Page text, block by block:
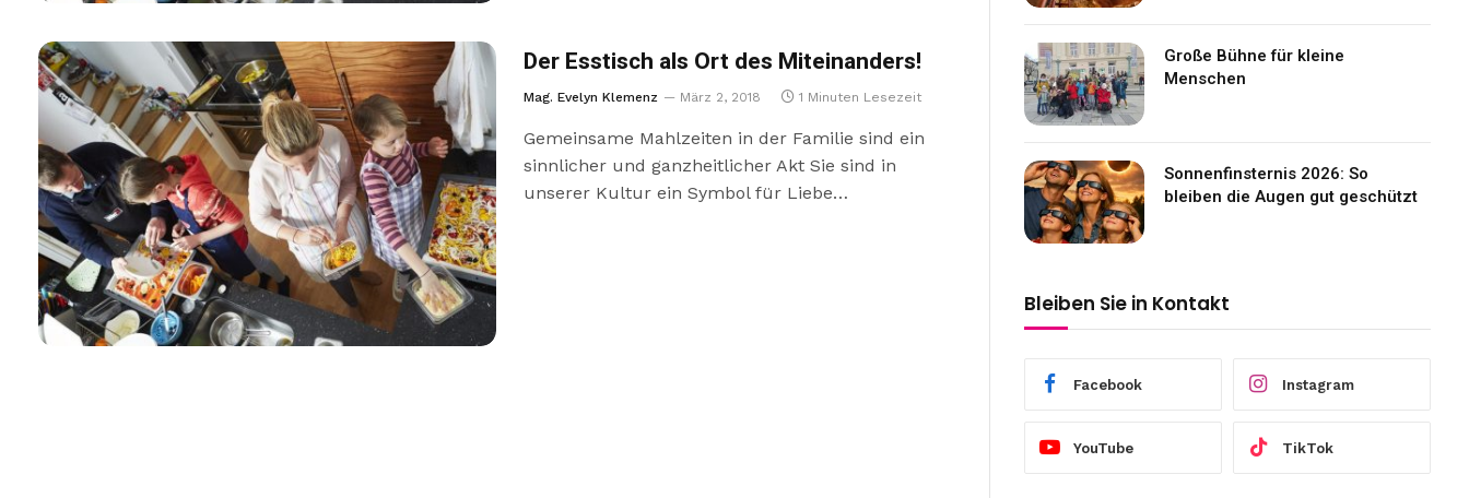
Der Esstisch als Ort des Miteinanders!
Mag. Evelyn Klemenz März 2, 2018 1 Minuten Lesezeit
Gemeinsame Mahlzeiten in der Familie sind ein
sinnlicher und ganzheitlicher Akt Sie sind in
unserer Kultur ein Symbol für Liebe…
Große Bühne für kleine
Menschen
Sonnenfinsternis 2026: So
bleiben die Augen gut geschützt
Bleiben Sie in Kontakt
Facebook Instagram
YouTube TikTok